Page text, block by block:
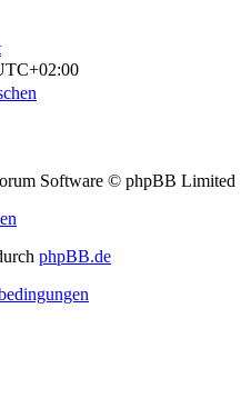
Software © phpBB Limited
phpBB.de